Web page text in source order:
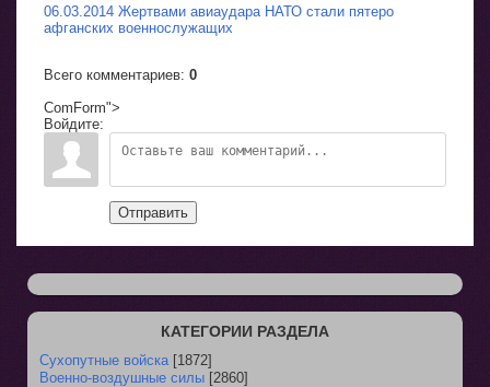
06.03.2014 Жертвами авиаудара НАТО стали пятеро
афганских военнослужащих
Всего комментариев: 0
ComForm">
Войдите:
Отправить
КАТЕГОРИИ РАЗДЕЛА
Сухопутные войска [1872]
Военно-воздушные силы [2860]